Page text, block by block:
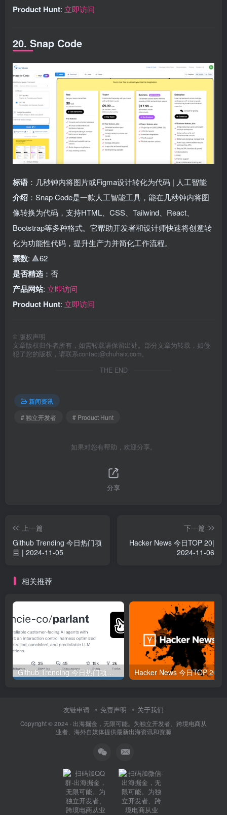
Product Hunt: 立即访问
20. Snap Code
标语 ：几秒钟内将图片或Figma设计转化为代码 | 人工智能
介绍 ：Snap Code是一款人工智能工具，能在几秒钟内将图
像转换为代码，支持HTML、CSS、Tailwind、React、
Bootstrap等多种格式。它帮助开发者和设计师快速将创意转
化为功能性代码，提升生产力并简化工作流程。
票数: 🔺62
是否精选 ：否
产品网站: 立即访问
Product Hunt: 立即访问
© 版权声明
文章版权归作者所有，如需转载请保留出处。部分文章为转载，如侵
犯了您的版权，请联系contact@chuhaix.com。
THE END
新闻资讯
# 独立开发者
# Product Hunt
如果对您有帮助，欢迎分享。
分享
上一篇
Github Trending 今日热门项
目 | 2024-11-05
下一篇
Hacker News 今日TOP 20|
2024-11-06
相关推荐
Github Trending 今日热门项目 | 2025-09-06
友链申请 免责声明 关于我们
Copyright © 2024 · 出海掘金，无限可能。为独立开发者、跨境电商从
业者、海外自媒体提供最新出海资讯和资源